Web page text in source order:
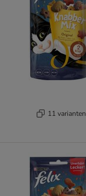
11 varianten